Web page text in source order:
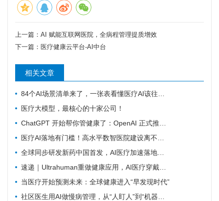
上一篇： AI 赋能互联网医院，全病程管理提质增效
下一篇： 医疗健康云平台-AI中台
相关文章
84个AI场景清单来了，一张表看懂医疗AI该往哪发力
医疗大模型，最核心的十家公司！
ChatGPT 开始帮你管健康了：OpenAI 正式推出 Health 功能，AI 进入医疗意味着什么？
医疗AI落地有门槛！高水平数智医院建设离不开16个能力（附自查表）
全球同步研发新药中国首发，AI医疗加速落地——医疗前沿资讯速览
速递｜Ultrahuman重做健康应用，AI医疗穿戴从“看数据”转向“给行动”
当医疗开始预测未来：全球健康进入“早发现时代”
社区医生用AI做慢病管理，从“人盯人”到“机器盯数据”